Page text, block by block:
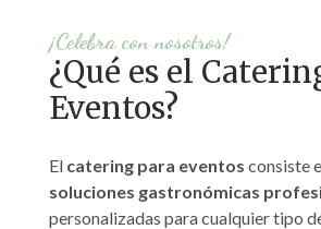
¡Celebra con nosotros!
¿Qué es el
Eventos?
El catering para eventos consiste
soluciones gastronómicas
personalizadas para cualquier tipo